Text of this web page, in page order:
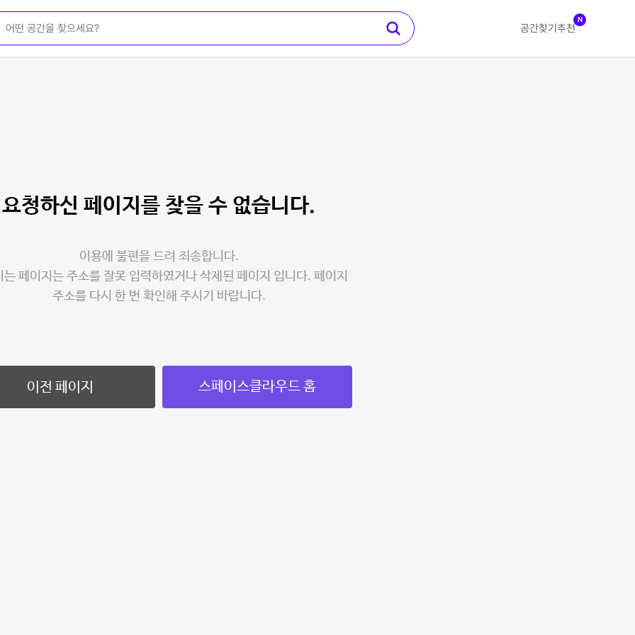
공간찾기 추천
N
요청하신 페이지를 찾을 수 없습니다.
이용에 불편을 드려 죄송합니다.
는 페이지는 주소를 잘못 입력하였거나 삭제된 페이지 입니다. 페이지
주소를 다시 한 번 확인해 주시기 바랍니다.
이전 페이지 스페이스클라우드 홈